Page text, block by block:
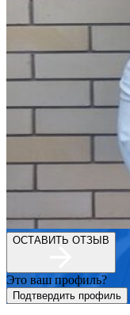
ОСТАВИТЬ ОТЗЫВ
Это ваш профиль?
Подтвердить профиль